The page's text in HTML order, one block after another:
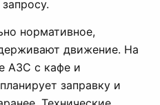
нормативное,
движение. На
АЗС с кафе и
заправку и